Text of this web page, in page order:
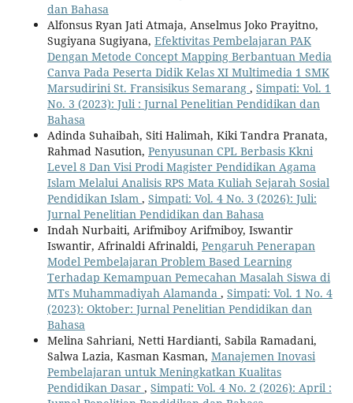
dan Bahasa
Alfonsus Ryan Jati Atmaja, Anselmus Joko Prayitno,
Sugiyana Sugiyana, Efektivitas Pembelajaran PAK
Dengan Metode Concept Mapping Berbantuan Media
Canva Pada Peserta Didik Kelas XI Multimedia 1 SMK
Marsudirini St. Fransisikus Semarang , Simpati: Vol. 1
No. 3 (2023): Juli : Jurnal Penelitian Pendidikan dan
Bahasa
Adinda Suhaibah, Siti Halimah, Kiki Tandra Pranata,
Rahmad Nasution, Penyusunan CPL Berbasis Kkni
Level 8 Dan Visi Prodi Magister Pendidikan Agama
Islam Melalui Analisis RPS Mata Kuliah Sejarah Sosial
Pendidikan Islam , Simpati: Vol. 4 No. 3 (2026): Juli:
Jurnal Penelitian Pendidikan dan Bahasa
Indah Nurbaiti, Arifmiboy Arifmiboy, Iswantir
Iswantir, Afrinaldi Afrinaldi, Pengaruh Penerapan
Model Pembelajaran Problem Based Learning
Terhadap Kemampuan Pemecahan Masalah Siswa di
MTs Muhammadiyah Alamanda , Simpati: Vol. 1 No. 4
(2023): Oktober: Jurnal Penelitian Pendidikan dan
Bahasa
Melina Sahriani, Netti Hardianti, Sabila Ramadani,
Salwa Lazia, Kasman Kasman, Manajemen Inovasi
Pembelajaran untuk Meningkatkan Kualitas
Pendidikan Dasar , Simpati: Vol. 4 No. 2 (2026): April :